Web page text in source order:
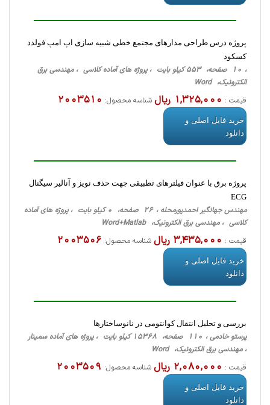
پروژه درس طراحی مدارهای مجتمع خطی شبیه سازی اپ امپ فولدد
کسکود
، 10 صفحه، 553 کیلو بایت ، پروژه های آماده کلاسی ، مهندسی برق
الکترونیک، Word
قیمت : 1,325,000 ریال شناسه محصول: 2003510
خرید فایل اصلی و
دانلود
پروژه برق با عنوان فیلترهای تطبیقی جهت حذف نویز و آنالیر سیگنال
ECG
مهندس جهانگیر احمدپورمحله ، 26 صفحه، 0 کیلو بایت ، پروژه های آماده
کلاسی ، مهندسی برق الکترونیک، Word+Matlab
قیمت : 3,435,000 ریال شناسه محصول: 2003506
خرید فایل اصلی و
دانلود
بررسی و تحلیل انتقال کوانتومی در نانوساختارها
پرستو خادمی ، 110 صفحه، 15368 کیلو بایت ، پروژه های آماده سمینار
، مهندسی برق الکترونیک، Word
قیمت : 2,080,000 ریال شناسه محصول: 2003509
خرید فایل اصلی و
دانلود